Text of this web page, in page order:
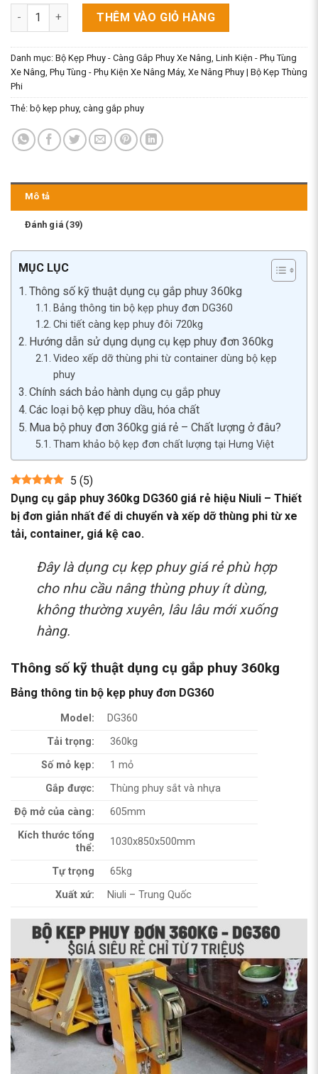
Dung Cụ Gắp Phuy 360kg DG360 - Giá Siêu Rẻ Chỉ Từ 7 Triệu
THÊM VÀO GIỎ HÀNG
Danh mục: Bộ Kẹp Phuy - Càng Gắp Phuy Xe Nâng Linh Kiện - Phụ Tùng
Xe Nâng Phụ Tùng - Phụ Kiện Xe Nâng Máy, Xe Nâng Phuy | Bộ Kẹp Thùng
Phi
Thẻ: bộ kẹp phuy, càng gắp phuy
Mô tả
Đánh giá (39)
MỤC LỤC
Thông số kỹ thuật dụng cụ gắp phuy 360kg
Bảng thông tin bộ kẹp phuy đơn DG360
Chi tiết càng kẹp phuy đôi 720kg
Hướng dẫn sử dụng dụng cụ kẹp phuy đơn 360kg
Video xếp dỡ thùng phi từ container dùng bộ kẹp
phuy
Chính sách bảo hành dụng cụ gắp phuy
Các loại bộ kẹp phuy dầu, hóa chất
Mua bộ phuy đơn 360kg giá rẻ – Chất lượng ở đâu?
Tham khảo bộ kẹp đơn chất lượng tại Hưng Việt
5 (5)
Dụng cụ gắp phuy 360kg DG360 giá rẻ hiệu Niuli – Thiết
bị đơn giản nhất để di chuyển và xếp dỡ thùng phi từ xe
tải, container, giá kệ cao.
Đây là dụng cụ kẹp phuygiá rẻ phù hợp
cho nhu cầu nâng thùng phuy ít dùng,
không thường xuyên, lâu lâu mới xuống
hàng.
Thông số kỹ thuật dụng cụ gắp phuy 360kg
Bảng thông tin bộ kẹp phuy đơn DG360
Model:
DG360
Tải trọng:
360kg
Số mỏ kẹp:
1 mỏ
Gắp được:
Thùng phuy sắt và nhựa
Độ mở của càng:
605mm
Kích thước tổng
thể:
1030x850x500mm
Tự trọng
65kg
Xuất xứ:
Niuli – Trung Quốc